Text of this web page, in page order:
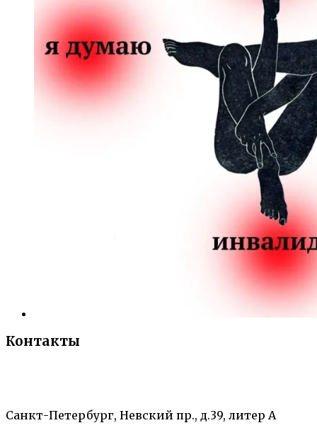
Контакты
Санкт-Петербург, Невский пр., д.39, литер А